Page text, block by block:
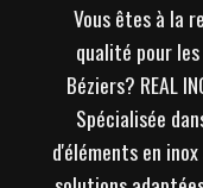
Vous êtes à la
qualité pour
Béziers? REAL
Spécialisée
d'éléments en inox